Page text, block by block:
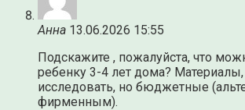
Анна 13.06.2026 15:55
Подскажите , пожалуйста, что
ребенку 3-4 лет дома?
исследовать, но бюджетные
фирменным).